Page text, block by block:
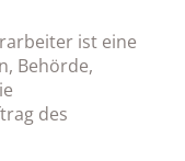
ist eine
Behörde,
des